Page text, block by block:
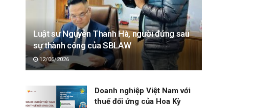
Luật sư Nguyễn Thanh Hà, người đứng sau
sự thành công của SBLAW
12/06/2026
Doanh nghiệp Việt Nam với
thuế đối ứng của Hoa Kỳ